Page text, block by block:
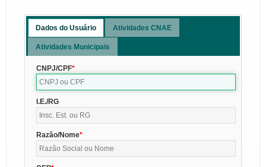
Dados do Usuário Atividades CNAE
Atividades Municipais
CNPJ/CPF
I.E./RG
Razão/Nome